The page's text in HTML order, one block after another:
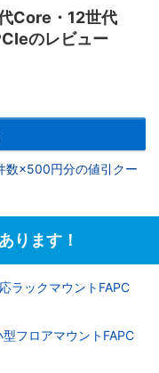
Core・12世代
のレビュー
数×500円分の値引クー
ります！
ラックマウントFAPC
フロアマウントFAPC